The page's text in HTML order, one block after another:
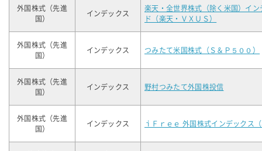
外国株式（先進
国）
インデックス
楽天・全世界株式（除く米国）イン
ド（楽天・ＶＸＵＳ）
外国株式（先進
国）
インデックス つみたて米国株式（Ｓ＆Ｐ５００）
外国株式（先進
国）
インデックス 野村つみたて外国株投信
外国株式（先進
国）
インデックス ｉＦｒｅｅ 外国株式インデックス